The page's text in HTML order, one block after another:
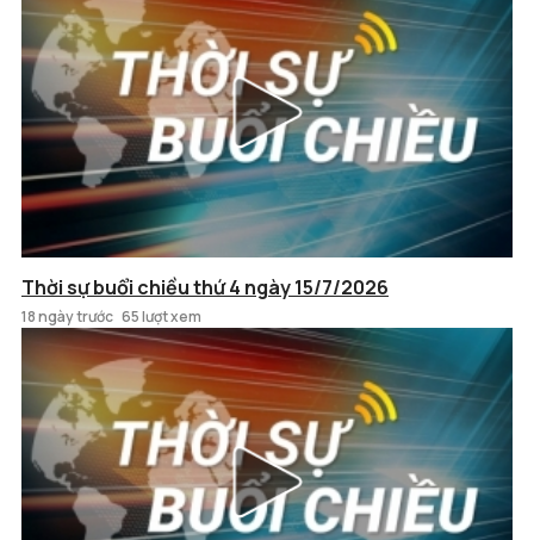
Thời sự buổi chiều thứ 4 ngày 15/7/2026
18 ngày trước 65 lượt xem